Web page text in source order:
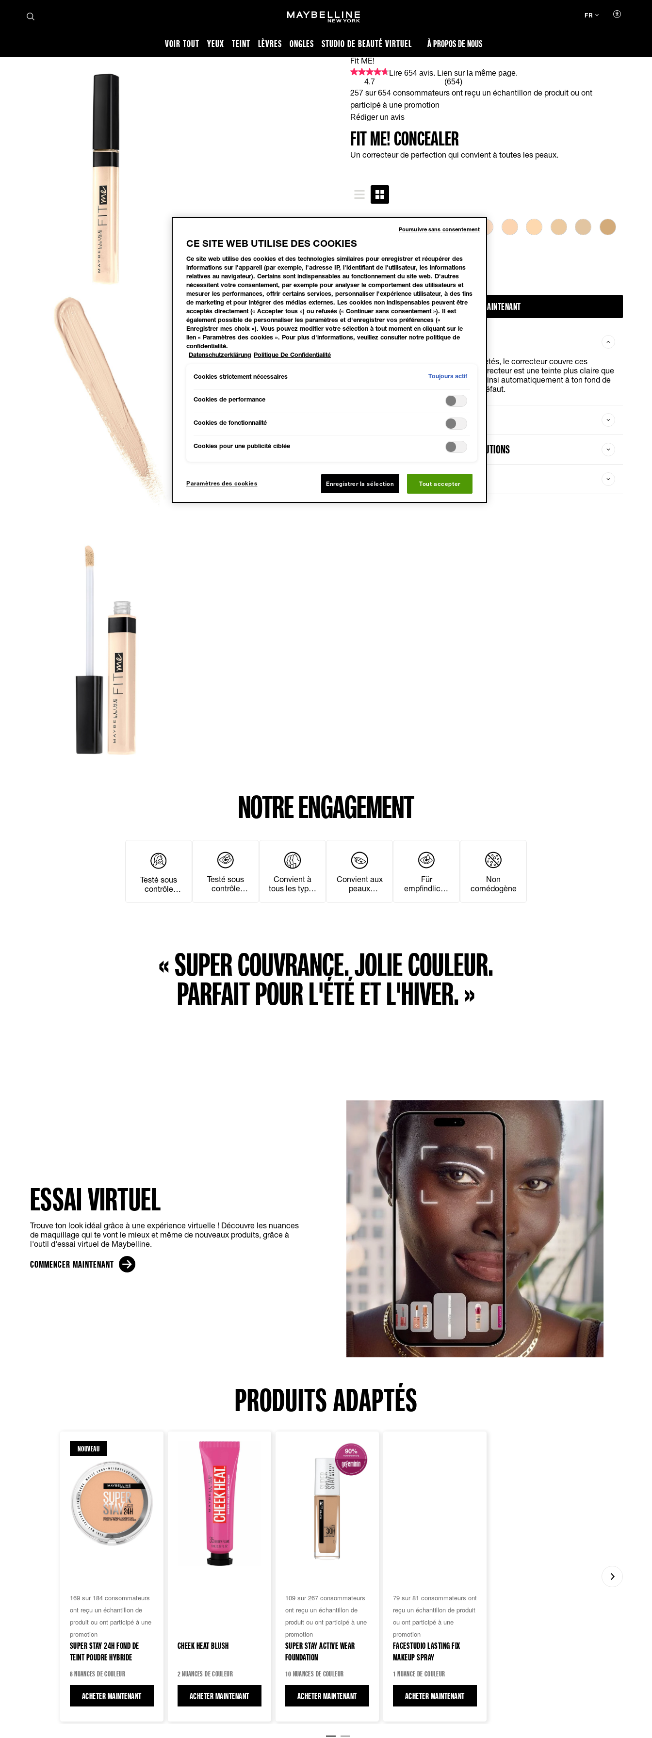
VOIR TOUT YEUX TEINT LÈVRES ONGLES STUDIO DE BEAUTÉ VIRTUEL À PROPOS DE NOUS
FR
Fit ME!
4.7
Lire 654 avis. Lien sur la même page.
(654)
257 sur 654 consommateurs ont reçu un échantillon de produit ou ont
participé à une promotion
Rédiger un avis
FIT ME! CONCEALER
Un correcteur de perfection qui convient à toutes les peaux.
Ivory
ESSAYER MAINTENANT
ACHETER MAINTENANT
À PROPOS DE
Que ce soit les cernes ou les impuretés, le correcteur couvre ces
imperfections! Encore mieux : le correcteur est une teinte plus claire que
le fond de teint Fit ME! et s’adapte ainsi automatiquement à ton fond de
teint. Pour un teint rayonnant zéro défaut.
APPLICATION & MESURES DE PRÉCAUTIONS
INGRÉDIENTS
NOTRE ENGAGEMENT
Testé sous
contrôle
Testé sous
contrôle
Convient à
tous les types
Convient aux
peaux
Für
empfindliche
Non
comédogène
« SUPER COUVRANCE. JOLIE COULEUR.
PARFAIT POUR L'ÉTÉ ET L'HIVER. »
ESSAI VIRTUEL
Trouve ton look idéal grâce à une expérience virtuelle ! Découvre les nuances
de maquillage qui te vont le mieux et même de nouveaux produits, grâce à
l'outil d'essai virtuel de Maybelline.
COMMENCER MAINTENANT
PRODUITS ADAPTÉS
NOUVEAU
sur
5
étoiles.
184
avis
169 sur 184 consommateurs
ont reçu un échantillon de
produit ou ont participé à une
promotion
SUPER STAY 24H FOND DE
TEINT POUDRE HYBRIDE
8 NUANCES DE COULEUR
ACHETER MAINTENANTSUPER STAY 24H FOND DE TEINT POUDRE HYBRIDE
sur
étoiles.
34
avis
CHEEK HEAT BLUSH
2 NUANCES DE COULEUR
ACHETER MAINTENANTCHEEK HEAT BLUSH
sur
5
étoiles.
267
avis
109 sur 267 consommateurs
ont reçu un échantillon de
produit ou ont participé à une
promotion
SUPER STAY ACTIVE WEAR
FOUNDATION
10 NUANCES DE COULEUR
ACHETER MAINTENANTSUPER STAY ACTIVE WEAR FOUNDATION
sur
5
étoiles.
81
avis
79 sur 81 consommateurs ont
reçu un échantillon de produit
ou ont participé à une
promotion
FACESTUDIO LASTING FIX
MAKEUP SPRAY
1 NUANCE DE COULEUR
ACHETER MAINTENANTFACESTUDIO LASTING FIX MAKEUP SPRAY
CE SITE WEB UTILISE DES COOKIES
Ce site web utilise des cookies et des technologies similaires pour enregistrer et récupérer des
informations sur l'appareil (par exemple, l'adresse IP, l'identifiant de l'utilisateur, les informations
relatives au navigateur). Certains sont indispensables au fonctionnement du site web. D'autres
nécessitent votre consentement, par exemple pour analyser le comportement des utilisateurs et
mesurer les performances, offrir certains services, personnaliser l'expérience utilisateur, à des fins
de marketing et pour intégrer des médias externes. Les cookies non indispensables peuvent être
acceptés directement (« Accepter tous ») ou refusés (« Continuer sans consentement »). Il est
également possible de personnaliser les paramètres et d'enregistrer vos préférences («
Enregistrer mes choix »). Vous pouvez modifier votre sélection à tout moment en cliquant sur le
lien « Paramètres des cookies ». Pour plus d'informations, veuillez consulter notre politique de
confidentialité.
Datenschutzerklärung Politique De Confidentialité
Cookies strictement nécessaires Toujours actif
Cookies de performance
Cookies de fonctionnalité
Cookies pour une publicité ciblée
Paramètres des cookies Enregistrer la sélection Tout accepter
Poursuivre sans consentement